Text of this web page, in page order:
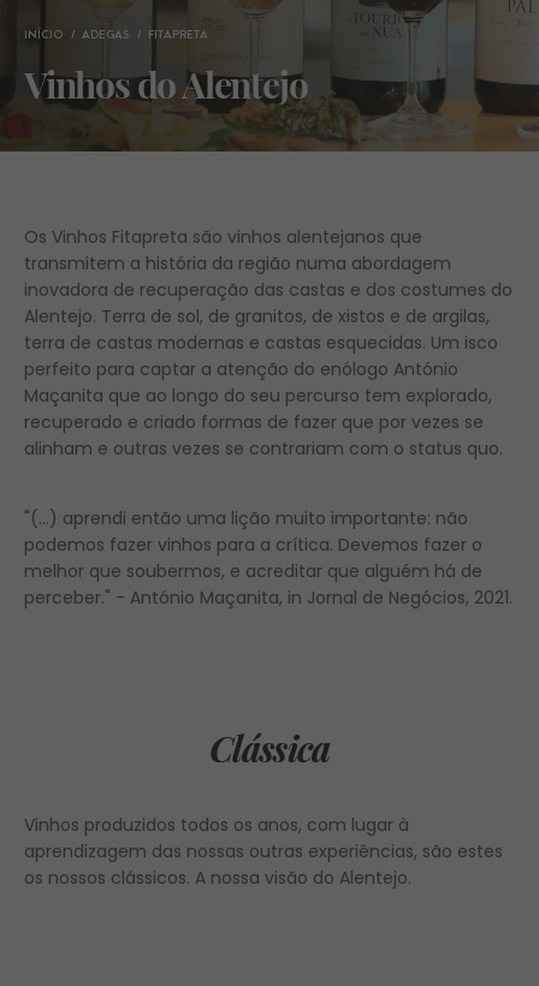
INÍCIO ADEGAS FITAPRETA
Vinhos do Alentejo
Os Vinhos Fitapreta são vinhos alentejanos que
transmitem a história da região numa abordagem
inovadora de recuperação das castas e dos costumes do
Alentejo. Terra de sol, de granitos, de xistos e de argilas,
terra de castas modernas e castas esquecidas. Um isco
perfeito para captar a atenção do enólogo António
Maçanita que ao longo do seu percurso tem explorado,
recuperado e criado formas de fazer que por vezes se
alinham e outras vezes se contrariam com o status quo.
"(...) aprendi então uma lição muito importante: não
podemos fazer vinhos para a crítica. Devemos fazer o
melhor que soubermos, e acreditar que alguém há de
perceber." - António Maçanita, in Jornal de Negócios, 2021.
Clássica
Vinhos produzidos todos os anos, com lugar à
aprendizagem das nossas outras experiências, são estes
os nossos clássicos. A nossa visão do Alentejo.